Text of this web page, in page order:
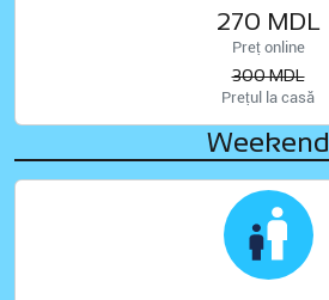
270 MDL
Preț online
300 MDL
Prețul la casă
Weekend